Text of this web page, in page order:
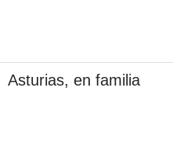
Asturias, en familia